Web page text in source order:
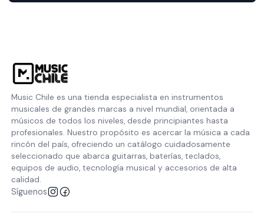
Music Chile es una tienda especialista en instrumentos
musicales de grandes marcas a nivel mundial, orientada a
músicos de todos los niveles, desde principiantes hasta
profesionales. Nuestro propósito es acercar la música a cada
rincón del país, ofreciendo un catálogo cuidadosamente
seleccionado que abarca guitarras, baterías, teclados,
equipos de audio, tecnología musical y accesorios de alta
calidad.
Síguenos